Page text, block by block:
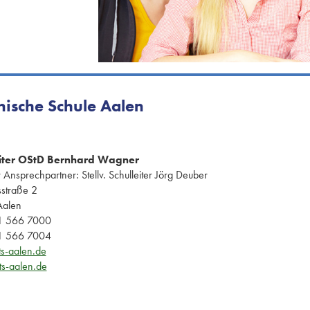
Schule Aalen
OStD Bernhard Wagner
Stellv. Schulleiter Jörg Deuber
2
566 7000
566 7004
aalen.de
aalen.de